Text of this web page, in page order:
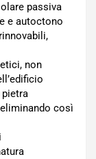
passiva
e autoctono
non
così